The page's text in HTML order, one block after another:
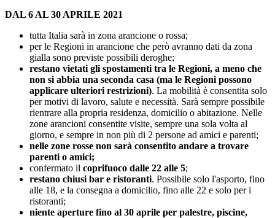
DAL 6 AL 30 APRILE 2021
tutta Italia sarà in zona arancione o rossa;
per le Regioni in arancione che però avranno dati da zona
gialla sono previste possibili deroghe;
restano vietati gli spostamenti tra le Regioni, a meno che
non si abbia una seconda casa (ma le Regioni possono
applicare ulteriori restrizioni). La mobilità è consentita solo
per motivi di lavoro, salute e necessità. Sarà sempre possibile
rientrare alla propria residenza, domicilio o abitazione. Nelle
zone arancioni consentite visite, sempre una sola volta al
giorno, e sempre in non più di 2 persone ad amici e parenti;
nelle zone rosse non sarà consentito andare a trovare
parenti o amici;
confermato il coprifuoco dalle 22 alle 5;
restano chiusi bar e ristoranti. Possibile solo l'asporto, fino
alle 18, e la consegna a domicilio, fino alle 22 e solo per i
ristoranti;
niente aperture fino al 30 aprile per palestre, piscine,